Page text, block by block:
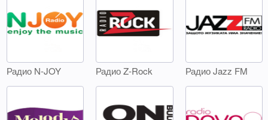
Радио N-JOY Радио Z-Rock Радио Jazz FM